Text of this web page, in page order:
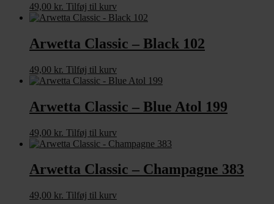
49,00 kr. Tilføj til kurv
Arwetta Classic – Black 102
49,00 kr. Tilføj til kurv
Arwetta Classic – Blue Atol 199
49,00 kr. Tilføj til kurv
Arwetta Classic – Champagne 383
49,00 kr. Tilføj til kurv